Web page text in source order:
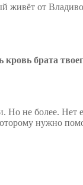
живёт от
брата
Но не более. Нет
нужно